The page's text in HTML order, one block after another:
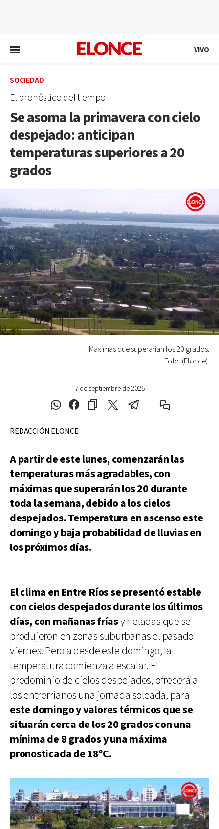
VIVO
SOCIEDAD
El pronóstico del tiempo
Se asoma la primavera con cielo
despejado: anticipan
temperaturas superiores a 20
grados
7 de septiembre de 2025
Máximas que superarían los 20 grados.
Foto: (Elonce).
REDACCIÓN ELONCE
A partir de este lunes, comenzarán las
temperaturas más agradables, con
máximas que superarán los 20 durante
toda la semana, debido a los cielos
despejados. Temperatura en ascenso este
domingo y baja probabilidad de lluvias en
los próximos días.
El clima en Entre Ríos se presentó estable
con cielos despejados durante los últimos
días, con mañanas fríasy heladas que se
produjeron en zonas suburbanas el pasado
viernes. Pero a desde este domingo, la
temperatura comienza a escalar. El
predominio de cielos despejados, ofrecerá a
los entrerrianos una jornada soleada, para
este domingo y valores térmicos que se
situarán cerca de los 20 grados con una
mínima de 8 grados y una máxima
pronosticada de 18ºC.